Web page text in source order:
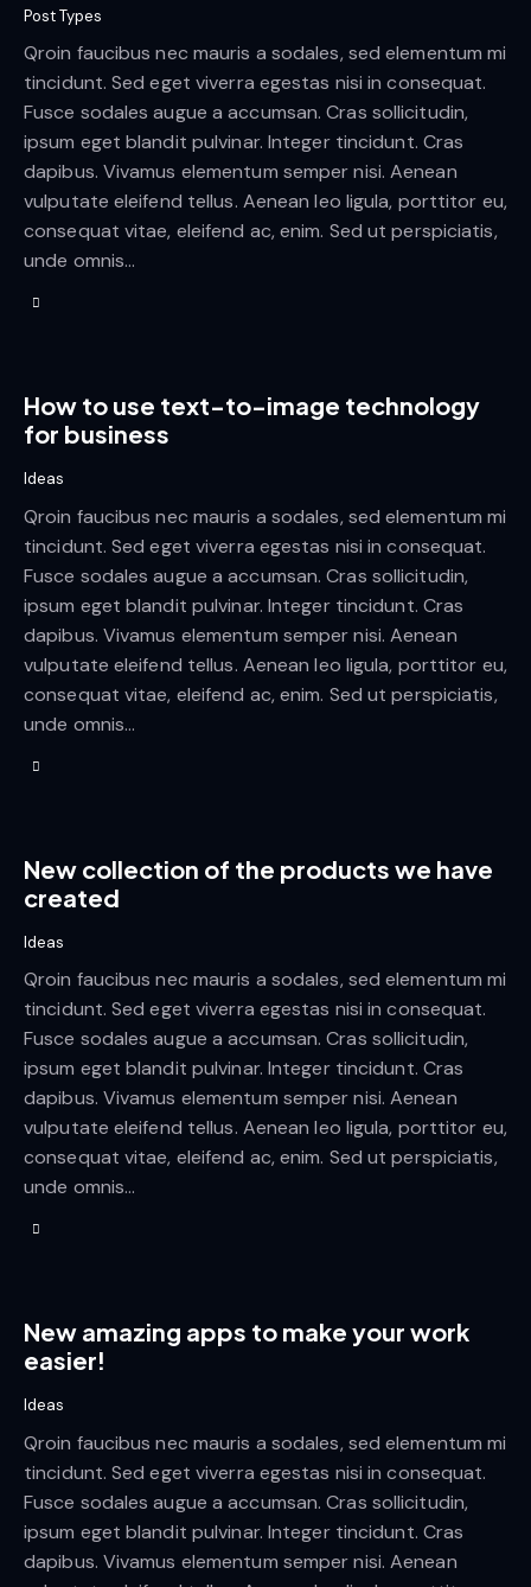
Post Types
Qroin faucibus nec mauris a sodales, sed elementum mi
tincidunt. Sed eget viverra egestas nisi in consequat.
Fusce sodales augue a accumsan. Cras sollicitudin,
ipsum eget blandit pulvinar. Integer tincidunt. Cras
dapibus. Vivamus elementum semper nisi. Aenean
vulputate eleifend tellus. Aenean leo ligula, porttitor eu,
consequat vitae, eleifend ac, enim. Sed ut perspiciatis,
unde omnis…
How to use text-to-image technology
for business
Ideas
Qroin faucibus nec mauris a sodales, sed elementum mi
tincidunt. Sed eget viverra egestas nisi in consequat.
Fusce sodales augue a accumsan. Cras sollicitudin,
ipsum eget blandit pulvinar. Integer tincidunt. Cras
dapibus. Vivamus elementum semper nisi. Aenean
vulputate eleifend tellus. Aenean leo ligula, porttitor eu,
consequat vitae, eleifend ac, enim. Sed ut perspiciatis,
unde omnis…
New collection of the products we have
created
Ideas
Qroin faucibus nec mauris a sodales, sed elementum mi
tincidunt. Sed eget viverra egestas nisi in consequat.
Fusce sodales augue a accumsan. Cras sollicitudin,
ipsum eget blandit pulvinar. Integer tincidunt. Cras
dapibus. Vivamus elementum semper nisi. Aenean
vulputate eleifend tellus. Aenean leo ligula, porttitor eu,
consequat vitae, eleifend ac, enim. Sed ut perspiciatis,
unde omnis…
New amazing apps to make your work
easier!
Ideas
Qroin faucibus nec mauris a sodales, sed elementum mi
tincidunt. Sed eget viverra egestas nisi in consequat.
Fusce sodales augue a accumsan. Cras sollicitudin,
ipsum eget blandit pulvinar. Integer tincidunt. Cras
dapibus. Vivamus elementum semper nisi. Aenean